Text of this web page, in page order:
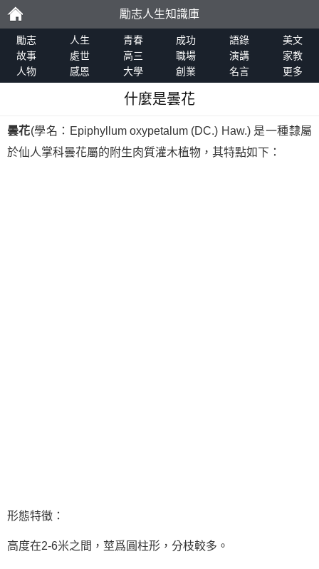
勵
志
勵志人生知識庫
勵志 人生 青春 成功 語錄
美文
故事
處世 高三 職場 演講
家教
人物
感恩 大學 創業 名言 更多
什麼是曇花
曇花(學名：Epiphyllum oxypetalum (DC.) Haw.) 是一種隸屬
於仙人掌科曇花屬的附生肉質灌木植物，其特點如下：
形態特徵：
高度在2-6米之間，莖爲圓柱形，分枝較多。